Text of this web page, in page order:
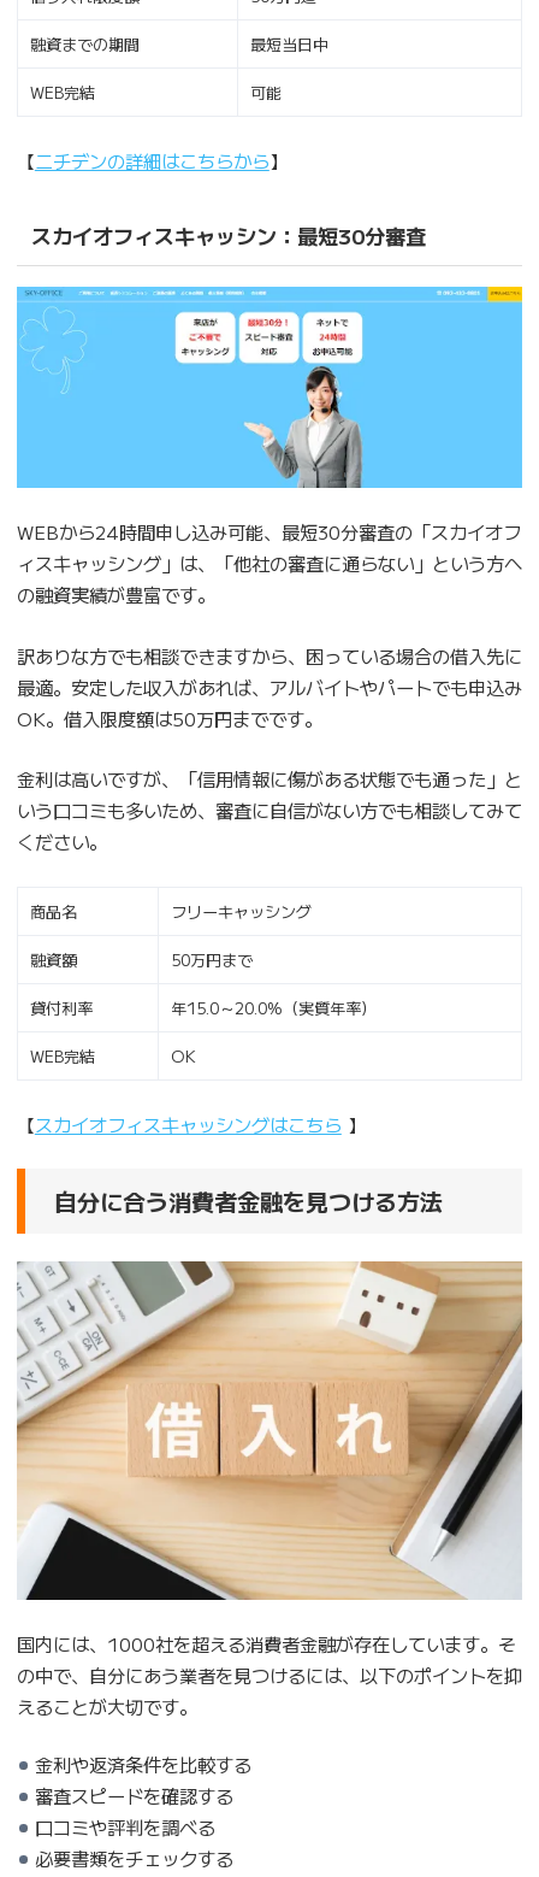
融資までの期間 最短当日中
WEB完結 可能
【ニチデンの詳細はこちらから】
スカイオフィスキャッシン：最短30分審査
WEBから24時間申し込み可能、最短30分審査の「スカイオフ
ィスキャッシング」は、「他社の審査に通らない」という方へ
の融資実績が豊富です。
訳ありな方でも相談できますから、困っている場合の借入先に
最適。安定した収入があれば、アルバイトやパートでも申込み
OK。借入限度額は50万円までです。
金利は高いですが、「信用情報に傷がある状態でも通った」と
いう口コミも多いため、審査に自信がない方でも相談してみて
ください。
商品名 フリーキャッシング
融資額 50万円まで
貸付利率 年15.0～20.0%（実質年率）
WEB完結 OK
【スカイオフィスキャッシングはこちら 】
自分に合う消費者金融を見つける方法
国内には、1000社を超える消費者金融が存在しています。そ
の中で、自分にあう業者を見つけるには、以下のポイントを抑
えることが大切です。
金利や返済条件を比較する
審査スピードを確認する
口コミや評判を調べる
必要書類をチェックする